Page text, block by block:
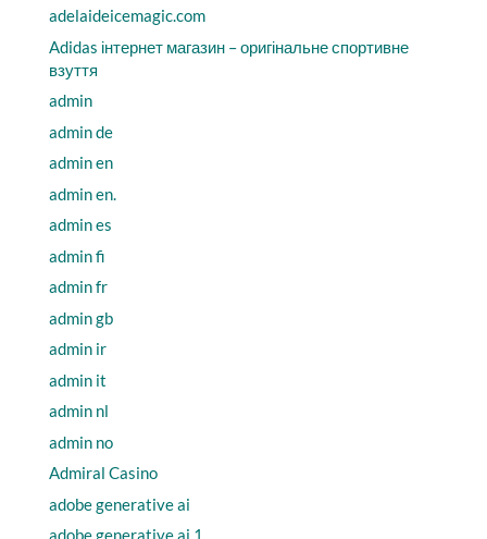
adelaideicemagic.com
Adidas інтернет магазин – оригінальне спортивне
взуття
admin
admin de
admin en
admin en.
admin es
admin fi
admin fr
admin gb
admin ir
admin it
admin nl
admin no
Admiral Casino
adobe generative ai
adobe generative ai 1